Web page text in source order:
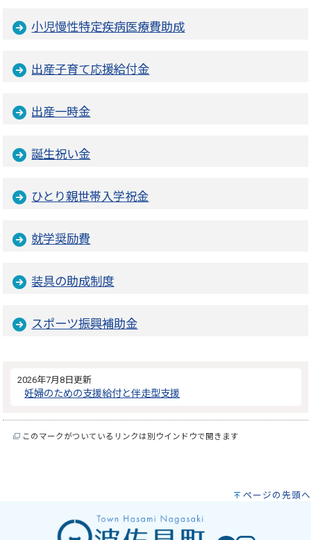
小児慢性特定疾病医療費助成
出産子育て応援給付金
出産一時金
誕生祝い金
ひとり親世帯入学祝金
就学奨励費
装具の助成制度
スポーツ振興補助金
2026年7月8日更新
妊婦のための支援給付と伴走型支援
このマークがついているリンクは別ウインドウで開きます
ページの先頭へ